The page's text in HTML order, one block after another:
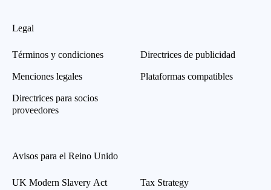
Legal
Términos y condiciones
Menciones legales
Directrices para socios
proveedores
Directrices de publicidad
Plataformas compatibles
Avisos para el Reino Unido
UK Modern Slavery Act Tax Strategy